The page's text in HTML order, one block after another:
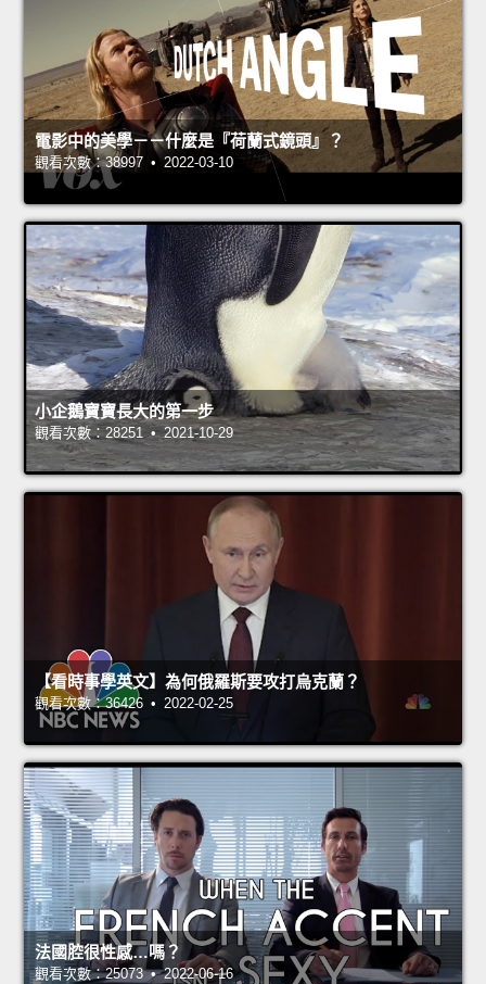
電影中的美學－－什麼是『荷蘭式鏡頭』？
觀看次數：38997 • 2022-03-10
小企鵝寶寶長大的第一步
觀看次數：28251 • 2021-10-29
【看時事學英文】為何俄羅斯要攻打烏克蘭？
觀看次數：36426 • 2022-02-25
法國腔很性感…嗎？
觀看次數：25073 • 2022-06-16